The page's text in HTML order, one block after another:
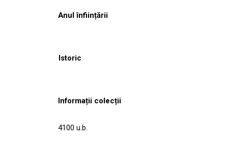
Anul înființării
Istoric
Informații colecții
4100 u.b.